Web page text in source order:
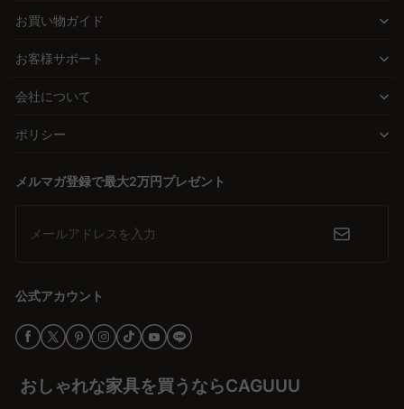
タイルなど多彩なデザインが揃っています。無垢材などの高品質素
リア提案「MyCoordi」を活用し、理想の空間作りをサポートしま
には無垢材やアイアンを使用し、耐久性とおしゃれな外観を両立し
CAGUUUは中間業者を省いた直接ECモデルを採用し、高品質な家
性に優れ、長く愛用できるものばかりです。このバランスの良さ
選びやすさだけでなく、購入後のサポートも充実しています。無料
付いているため、安心して購入できます。
スタイリッシュな生活への一歩を
快適でスタイリッシュにするチャンスです。CAGUUUの多彩な選択
お買い物ガイド
お客様サポート
会社について
ポリシー
メルマガ登録で最大2万円プレゼント
メールアドレスを入力
公式アカウント
おしゃれな家具を買うならCAGUUU